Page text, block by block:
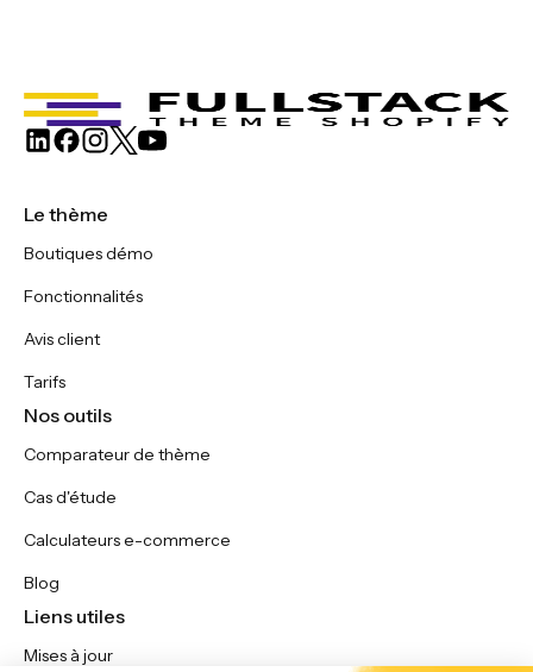
Le thème
Boutiques démo
Fonctionnalités
Avis client
Tarifs
Nos outils
Comparateur de thème
Cas d'étude
Calculateurs e-commerce
Blog
Liens utiles
Mises à jour